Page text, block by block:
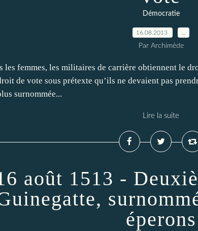
Démocratie
16.08.2013
Par Archimède
les femmes, les militaires de carrière obtiennent le
de vote sous prétexte qu’ils ne devaient pas
surnommée...
Lire la suite
août 1513 -
éperons